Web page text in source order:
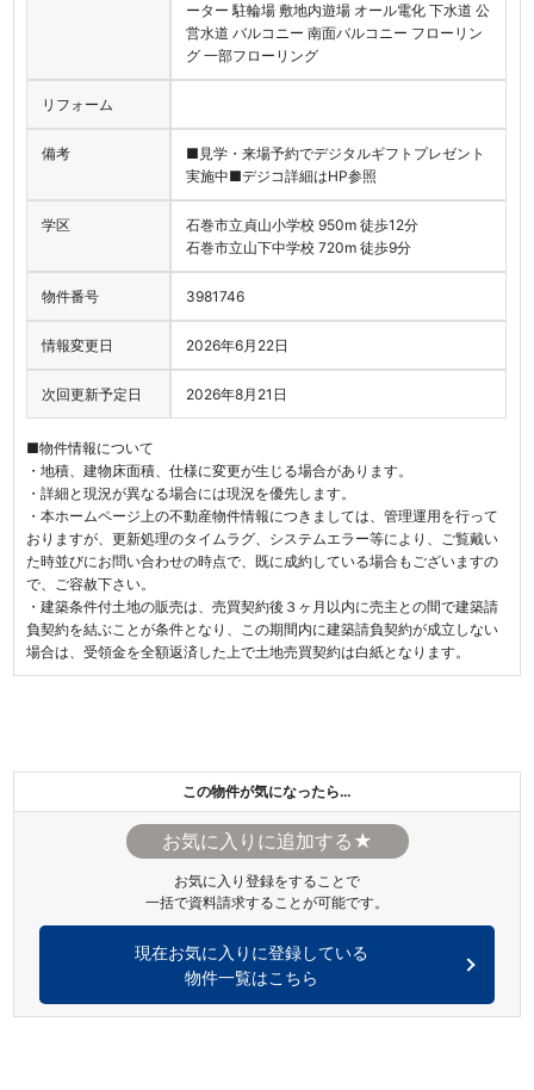
ーター 駐輪場 敷地内遊場 オール電化 下水道 公
営水道 バルコニー 南面バルコニー フローリン
グ 一部フローリング
リフォーム
備考
■見学・来場予約でデジタルギフトプレゼント
実施中■デジコ詳細はHP参照
学区
石巻市立貞山小学校 950m 徒歩12分
石巻市立山下中学校 720m 徒歩9分
物件番号 3981746
情報変更日 2026年6月22日
次回更新予定日 2026年8月21日
■物件情報について
・地積、建物床面積、仕様に変更が生じる場合があります。
・詳細と現況が異なる場合には現況を優先します。
・本ホームページ上の不動産物件情報につきましては、管理運用を行って
おりますが、更新処理のタイムラグ、システムエラー等により、ご覧戴い
た時並びにお問い合わせの時点で、既に成約している場合もございますの
で、ご容赦下さい。
・建築条件付土地の販売は、売買契約後３ヶ月以内に売主との間で建築請
負契約を結ぶことが条件となり、この期間内に建築請負契約が成立しない
場合は、受領金を全額返済した上で土地売買契約は白紙となります。
この物件が気になったら…
★
お気に入り登録をすることで
一括で資料請求することが可能です。
現在お気に入りに登録している
物件一覧はこちら